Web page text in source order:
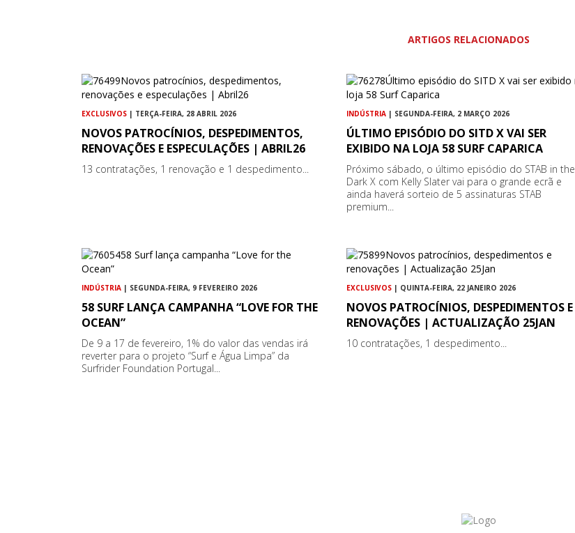
ARTIGOS RELACIONADOS
EXCLUSIVOS | TERÇA-FEIRA, 28 ABRIL 2026
NOVOS PATROCÍNIOS, DESPEDIMENTOS,
RENOVAÇÕES E ESPECULAÇÕES | ABRIL26
13 contratações, 1 renovação e 1 despedimento...
INDÚSTRIA | SEGUNDA-FEIRA, 2 MARÇO 2026
ÚLTIMO EPISÓDIO DO SITD X VAI SER
EXIBIDO NA LOJA 58 SURF CAPARICA
Próximo sábado, o último episódio do STAB in the
Dark X com Kelly Slater vai para o grande ecrã e
ainda haverá sorteio de 5 assinaturas STAB
premium...
INDÚSTRIA | SEGUNDA-FEIRA, 9 FEVEREIRO 2026
58 SURF LANÇA CAMPANHA “LOVE FOR THE
OCEAN”
De 9 a 17 de fevereiro, 1% do valor das vendas irá
reverter para o projeto “Surf e Água Limpa” da
Surfrider Foundation Portugal...
EXCLUSIVOS | QUINTA-FEIRA, 22 JANEIRO 2026
NOVOS PATROCÍNIOS, DESPEDIMENTOS E
RENOVAÇÕES | ACTUALIZAÇÃO 25JAN
10 contratações, 1 despedimento...